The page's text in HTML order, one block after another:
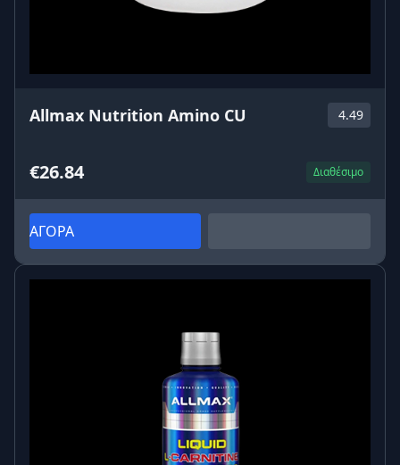
Allmax Nutrition Amino CU 4.49
€26.84 Διαθέσιμο
ΑΓΟΡΑ